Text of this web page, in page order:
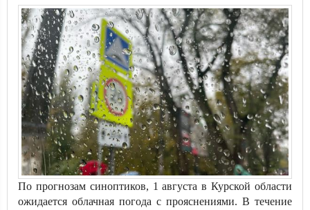
По прогнозам синоптиков, 1 августа в Курской области
ожидается облачная погода с прояснениями. В течение